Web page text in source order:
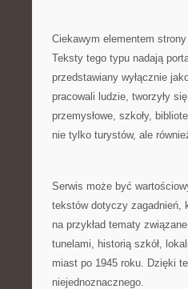
Ciekawym elementem
Teksty tego typu nadają
przedstawiany wyłącznie
pracowali ludzie, tworzyły
przemysłowe, szkoły,
nie tylko turystów, ale
Serwis może być
tekstów dotyczy zagadnień,
na przykład tematy
tunelami, historią szkół,
miast po 1945 roku. Dzięki
niejednoznacznego.